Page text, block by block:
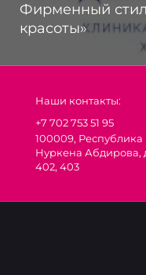
Фирменный
красоты»
Наши контакты:
+7 702 753 51 95
100009, Республика
Нуркена Абдирова,
402, 403